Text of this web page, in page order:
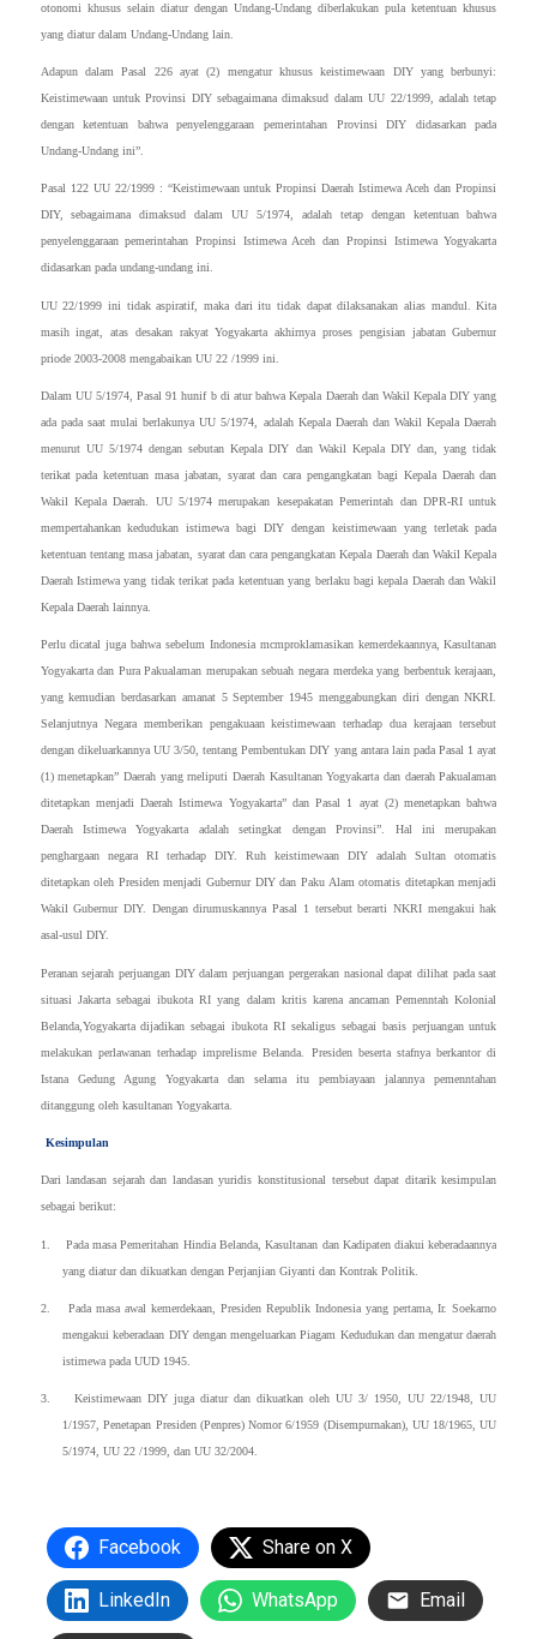
otonomi khusus selain diatur dengan Undang-Undang diberlakukan pula ketentuan khusus
yang diatur dalam Undang-Undang lain.
Adapun dalam Pasal 226 ayat (2) mengatur khusus keistimewaan DIY yang berbunyi:
Keistimewaan untuk Provinsi DIY sebagaimana dimaksud dalam UU 22/1999, adalah tetap
dengan ketentuan bahwa penyelenggaraan pemerintahan Provinsi DIY didasarkan pada
Undang-Undang ini”.
Pasal 122 UU 22/1999 : “Keistimewaan untuk Propinsi Daerah Istimewa Aceh dan Propinsi
DIY, sebagaimana dimaksud dalam UU 5/1974, adalah tetap dengan ketentuan bahwa
penyelenggaraan pemerintahan Propinsi Istimewa Aceh dan Propinsi Istimewa Yogyakarta
didasarkan pada undang-undang ini.
UU 22/1999 ini tidak aspiratif, maka dari itu tidak dapat dilaksanakan alias mandul. Kita
masih ingat, atas desakan rakyat Yogyakarta akhirnya proses pengisian jabatan Gubernur
priode 2003-2008 mengabaikan UU 22 /1999 ini.
Dalam UU 5/1974, Pasal 91 hunif b di atur bahwa Kepala Daerah dan Wakil Kepala DIY yang
ada pada saat mulai berlakunya UU 5/1974, adalah Kepala Daerah dan Wakil Kepala Daerah
menurut UU 5/1974 dengan sebutan Kepala DIY dan Wakil Kepala DIY dan, yang tidak
terikat pada ketentuan masa jabatan, syarat dan cara pengangkatan bagi Kepala Daerah dan
Wakil Kepala Daerah. UU 5/1974 merupakan kesepakatan Pemerintah dan DPR-RI untuk
mempertahankan kedudukan istimewa bagi DIY dengan keistimewaan yang terletak pada
ketentuan tentang masa jabatan, syarat dan cara pengangkatan Kepala Daerah dan Wakil Kepala
Daerah Istimewa yang tidak terikat pada ketentuan yang berlaku bagi kepala Daerah dan Wakil
Kepala Daerah lainnya.
Perlu dicatal juga bahwa sebelum Indonesia mcmproklamasikan kemerdekaannya, Kasultanan
Yogyakarta dan Pura Pakualaman merupakan sebuah negara merdeka yang berbentuk kerajaan,
yang kemudian berdasarkan amanat 5 September 1945 menggabungkan diri dengan NKRI.
Selanjutnya Negara memberikan pengakuaan keistimewaan terhadap dua kerajaan tersebut
dengan dikeluarkannya UU 3/50, tentang Pembentukan DIY yang antara lain pada Pasal 1 ayat
(1) menetapkan” Daerah yang rneliputi Daerah Kasultanan Yogyakarta dan daerah Pakualaman
ditetapkan menjadi Daerah Istimewa Yogyakarta” dan Pasal 1 ayat (2) menetapkan bahwa
Daerah Istimewa Yogyakarta adalah setingkat dengan Provinsi”. Hal ini merupakan
penghargaan negara RI terhadap DIY. Ruh keistimewaan DIY adalah Sultan otomatis
ditetapkan oleh Presiden menjadi Gubernur DIY dan Paku Alam otomatis ditetapkan menjadi
Wakil Gubernur DIY. Dengan dirumuskannya Pasal 1 tersebut berarti NKRI mengakui hak
asal-usul DIY.
Peranan sejarah perjuangan DIY dalam perjuangan pergerakan nasional dapat dilihat pada saat
situasi Jakarta sebagai ibukota RI yang dalam kritis karena ancaman Pemenntah Kolonial
Belanda,Yogyakarta dijadikan sebagai ibukota RI sekaligus sebagai basis perjuangan untuk
melakukan perlawanan terhadap imprelisme Belanda. Presiden beserta stafnya berkantor di
Istana Gedung Agung Yogyakarta dan selama itu pembiayaan jalannya pemenntahan
ditanggung oleh kasultanan Yogyakarta.
Kesimpulan
Dari landasan sejarah dan landasan yuridis konstitusional tersebut dapat ditarik kesimpulan
sebagai berikut:
1. Pada masa Pemeritahan Hindia Belanda, Kasultanan dan Kadipaten diakui keberadaannya
yang diatur dan dikuatkan dengan Perjanjian Giyanti dan Kontrak Politik.
2. Pada masa awal kemerdekaan, Presiden Republik Indonesia yang pertama, Ir. Soekarno
mengakui keberadaan DIY dengan mengeluarkan Piagam Kedudukan dan mengatur daerah
istimewa pada UUD 1945.
3. Keistimewaan DIY juga diatur dan dikuatkan oleh UU 3/ 1950, UU 22/1948, UU
1/1957, Penetapan Presiden (Penpres) Nomor 6/1959 (Disempurnakan), UU 18/1965, UU
5/1974, UU 22 /1999, dan UU 32/2004.
Facebook Share on X
LinkedIn WhatsApp Email